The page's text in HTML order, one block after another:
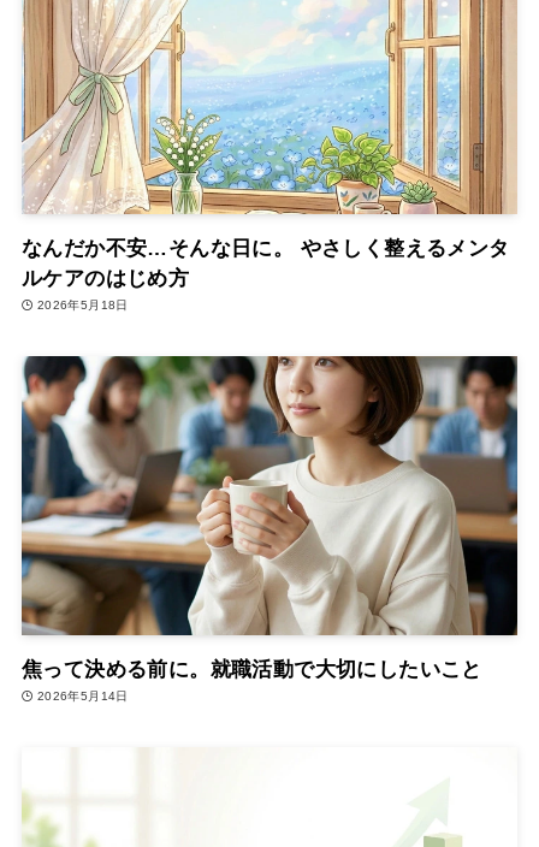
なんだか不安…そんな日に。 やさしく整えるメンタ
ルケアのはじめ方
2026年5月18日
焦って決める前に。就職活動で大切にしたいこと
2026年5月14日